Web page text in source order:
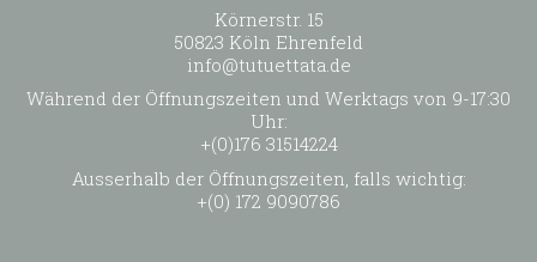
Körnerstr. 15
50823 Köln Ehrenfeld
info@tutuettata.de
Während der Öffnungszeiten und Werktags von 9-17:30
Uhr:
+(0)176 31514224
Ausserhalb der Öffnungszeiten, falls wichtig:
+(0) 172 9090786